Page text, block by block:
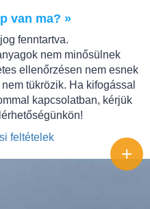
van ma? »
fenntartva.
nem minősülnek
ellenőrzésen nem esnek
tükrözik. Ha kifogással
kapcsolatban, kérjük
feltételek
+